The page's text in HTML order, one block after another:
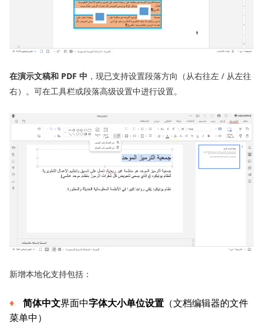
在演示文稿和 PDF 中 ，现已支持设置段落方向（从右往左 / 从左往
右）。可在工具栏或段落高级设置中进行设置。
新增本地化支持包括：
简体中文界面中字体大小单位设置 （文档编辑器的文件
菜单中）